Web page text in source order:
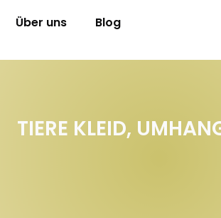
Über uns Blog
TIERE KLEID,